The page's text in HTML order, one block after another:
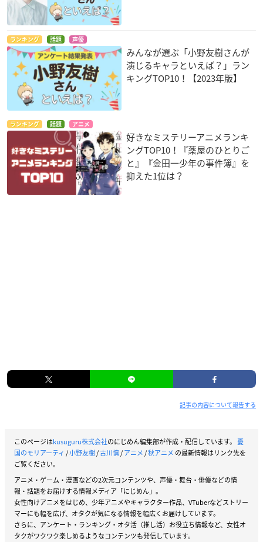
ランキング 話題 声優
みんなが選ぶ「小野友樹さんが
演じるキャラといえば？」ラン
キングTOP10！【2023年版】
ランキング 話題 アニメ
好きなミステリーアニメランキ
ングTOP10！『薬屋のひとりご
と』『金田一少年の事件簿』を
抑えた1位は？
記事の内容について報告する
このページはkusuguru株式会社のにじめん編集部が作成・配信しています。 憂
国のモリアーティ /小野友樹/古川慎/アニメ/秋アニメ の最新情報はリンク先を
ご覧ください。
アニメ・ゲーム・漫画などの2次元コンテンツや、声優・舞台・俳優などの情
報・話題をお届けする情報メディア「にじめん」。
女性向けアニメをはじめ、少年アニメやキャラクター作品、VTuberなどストリー
マーにも幅を広げ、オタクが気になる情報を幅広くお届けしています。
さらに、アンケート・ランキング・オタ活（推し活）お役立ち情報など、女性オ
タクがワクワク楽しめるようなコンテンツも発信しています。